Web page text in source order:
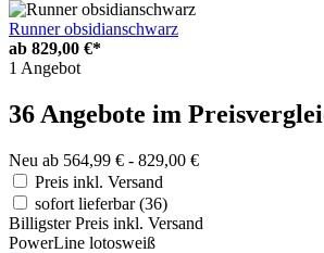
Runner obsidianschwarz
ab 829,00 €*
1 Angebot
36 Angebote im
Neu ab 564,99 € - 829,00 €
Preis inkl. Versand
sofort lieferbar(36)
Billigster Preis inkl. Versand
PowerLine lotosweiß